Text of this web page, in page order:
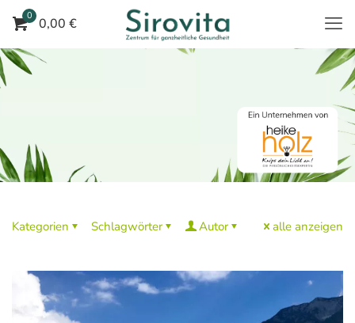
0 0,00 €
Kategorien Schlagwörter Autor alle anzeigen